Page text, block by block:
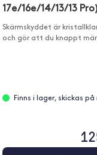
17e/16e/14/13/13
Skärmskyddet är
och gör att du knappt
Finns i lager, skickas